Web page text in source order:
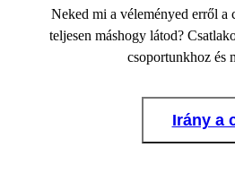
Neked mi a véleményed erről
teljesen máshogy látod?
csoportunkhoz és
Irány a